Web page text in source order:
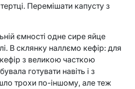
Перемішати капусту з
ємності одне сире яйце
В склянку наллємо кефір: для
кефір з великою часткою
готувати навіть і з
трохи по-іншому, але теж